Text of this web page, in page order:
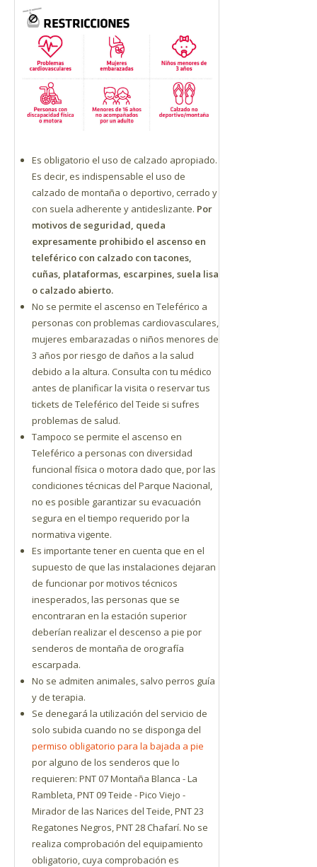
Es obligatorio el uso de calzado apropiado.
Es decir, es indispensable el uso de
calzado de montaña o deportivo, cerrado y
con suela adherente y antideslizante. Por
motivos de seguridad, queda
expresamente prohibido el ascenso en
teleférico con calzado con tacones,
cuñas, plataformas, escarpines, suela lisa
o calzado abierto.
No se permite el ascenso en Teleférico a
personas con problemas cardiovasculares,
mujeres embarazadas o niños menores de
3 años por riesgo de daños a la salud
debido a la altura. Consulta con tu médico
antes de planificar la visita o reservar tus
tickets de Teleférico del Teide si sufres
problemas de salud.
Tampoco se permite el ascenso en
Teleférico a personas con diversidad
funcional física o motora dado que, por las
condiciones técnicas del Parque Nacional,
no es posible garantizar su evacuación
segura en el tiempo requerido por la
normativa vigente.
Es importante tener en cuenta que en el
supuesto de que las instalaciones dejaran
de funcionar por motivos técnicos
inesperados, las personas que se
encontraran en la estación superior
deberían realizar el descenso a pie por
senderos de montaña de orografía
escarpada.
No se admiten animales, salvo perros guía
y de terapia.
Se denegará la utilización del servicio de
solo subida cuando no se disponga del
permiso obligatorio para la bajada a pie
por alguno de los senderos que lo
requieren: PNT 07 Montaña Blanca - La
Rambleta, PNT 09 Teide - Pico Viejo -
Mirador de las Narices del Teide, PNT 23
Regatones Negros, PNT 28 Chafarí. No se
realiza comprobación del equipamiento
obligatorio, cuya comprobación es